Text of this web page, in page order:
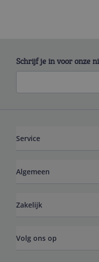
Schrijf je in voor onze
Service
Algemeen
Zakelijk
Volg ons op